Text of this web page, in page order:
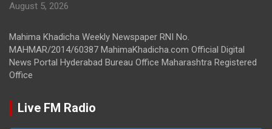
August 5, 2026
Mahima Khadicha Weekly Newspaper RNI No.
MAHMAR/2014/60387 MahimaKhadicha.com Official Digital
News Portal Hyderabad Bureau Office Maharashtra Registered
Office
Live FM Radio